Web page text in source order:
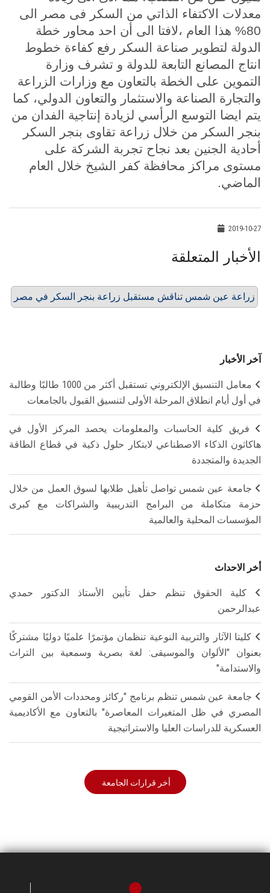
معدلات الاكتفاء الذاتي من السكر فى مصر الى
80% هذا العام ،لافتا الى أن احد محاور خطة
الدولة لتطوير صناعة السكر رفع كفاءة خطوط
انتاج المصانع التابعة للدولة و تشرف وزارة
التموين على الخطة بالتعاون مع وزارات الزراعة
والتجارة الصناعة والاستثمار والتعاون الدولي، كما
يتم ايضا التوسع الرأسي لزيادة إنتاجية الفدان من
بنجر السكر من خلال زراعة تقاوى بنجر السكر
أحادية الجنين بعد نجاح تجربة الشركة على
مستوى مراكز محافظة كفر الشيخ خلال العام
الماضي.
2019-10-27
الأخبار المتعلقة
زراعة عين شمس تناقش مستقبل زراعة بنجر السكر في مصر
آخر الأخبار
معامل التنسيق الإلكتروني تستقبل أكثر من 1000 طالبًا وطالبة
في أول أيام انطلاق المرحلة الأولى لتنسيق القبول بالجامعات
فريق كلية الحاسبات والمعلومات يحصد المركز الأول في
هاكاثون الذكاء الاصطناعي لابتكار حلول ذكية في قطاع الطاقة
الجديدة والمتجددة
جامعة عين شمس تواصل تأهيل طلابها لسوق العمل من خلال
حزمة متكاملة من البرامج التدريبية والشراكات مع كبرى
المؤسسات المحلية والعالمية
أخر الاحداث
كلية الحقوق تنظم حفل تأبين الأستاذ الدكتور حمدي
عبدالرحمن
كليتا الآثار والتربية النوعية تنظمان مؤتمرًا علميًا دوليًا مشتركًا
بعنوان "الألوان والموسيقى: لغة بصرية وسمعية بين التراث
والاستدامة"
جامعة عين شمس تنظم برنامج "ركائز ومحددات الأمن القومي
المصري في ظل المتغيرات المعاصرة" بالتعاون مع الأكاديمية
العسكرية للدراسات العليا والاستراتيجية
أخر قرارات الجامعة